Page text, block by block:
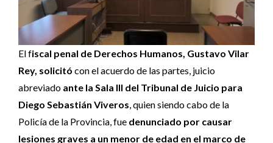
El fiscal penal de Derechos Humanos, Gustavo Vilar
Rey, solicitó con el acuerdo de las partes, juicio
abreviado ante la Sala III del Tribunal de Juicio para
Diego Sebastián Viveros, quien siendo cabo de la
Policía de la Provincia, fue denunciado por causar
lesiones graves a un menor de edad en el marco de